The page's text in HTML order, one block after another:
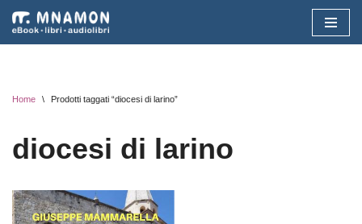
Vai
Home \ Prodotti taggati “diocesi di larino”
diocesi di larino